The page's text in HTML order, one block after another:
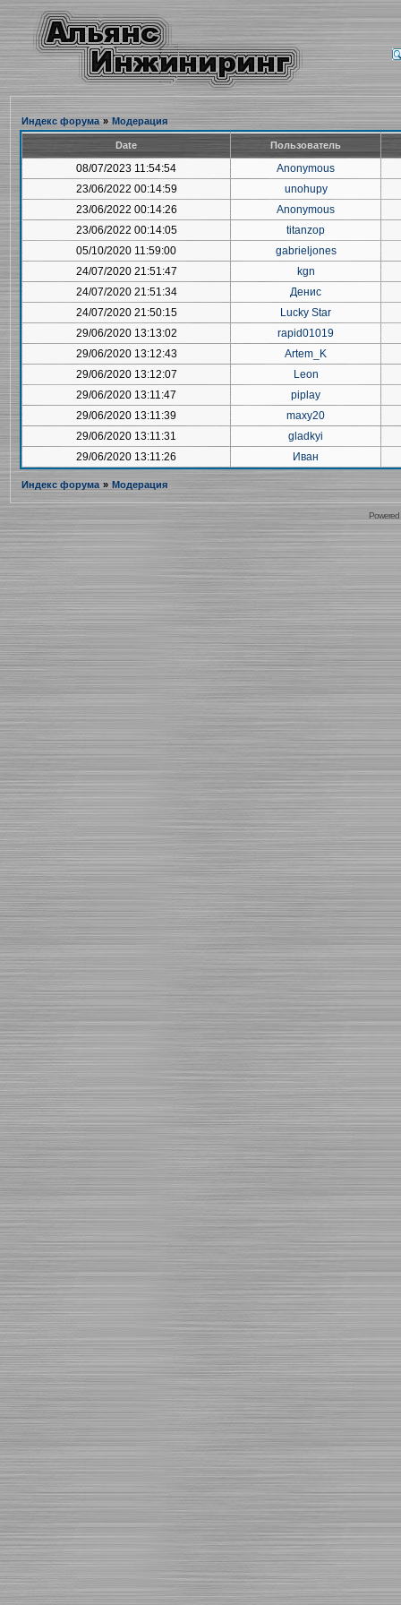
Индекс форума » Модерация
Date Пользователь
08/07/2023 11:54:54
Anonymous
23/06/2022 00:14:59
unohupy
23/06/2022 00:14:26
Anonymous
23/06/2022 00:14:05
titanzop
05/10/2020 11:59:00
gabrieljones
24/07/2020 21:51:47
kgn
24/07/2020 21:51:34
Денис
24/07/2020 21:50:15
Lucky Star
29/06/2020 13:13:02
rapid01019
29/06/2020 13:12:43
Artem_K
29/06/2020 13:12:07
Leon
29/06/2020 13:11:47
piplay
29/06/2020 13:11:39
maxy20
29/06/2020 13:11:31
gladkyi
29/06/2020 13:11:26
Иван
Индекс форума » Модерация